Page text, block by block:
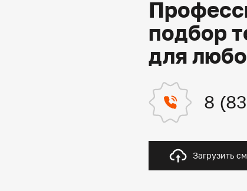
подбор
для
8
Загрузить